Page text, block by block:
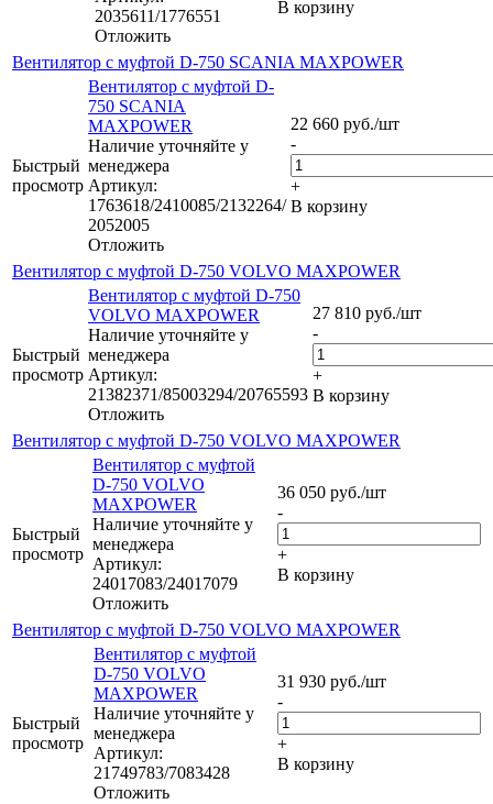
2035611/1776551
Отложить
В корзину
Вентилятор с муфтой D-750 SCANIA MAXPOWER
Быстрый
просмотр
Вентилятор с муфтой D-
750 SCANIA
MAXPOWER
Наличие уточняйте у
менеджера
Артикул:
1763618/2410085/2132264/
2052005
Отложить
22 660 руб./шт
-
+
В корзину
Вентилятор с муфтой D-750 VOLVO MAXPOWER
Быстрый
просмотр
Вентилятор с муфтой D-750
VOLVO MAXPOWER
Наличие уточняйте у
менеджера
Артикул:
21382371/85003294/20765593
Отложить
27 810 руб./шт
-
+
В корзину
Вентилятор с муфтой D-750 VOLVO MAXPOWER
Быстрый
просмотр
Вентилятор с муфтой
D-750 VOLVO
MAXPOWER
Наличие уточняйте у
менеджера
Артикул:
24017083/24017079
Отложить
36 050 руб./шт
-
+
В корзину
Вентилятор с муфтой D-750 VOLVO MAXPOWER
Быстрый
просмотр
Вентилятор с муфтой
D-750 VOLVO
MAXPOWER
Наличие уточняйте у
менеджера
Артикул:
21749783/7083428
Отложить
31 930 руб./шт
-
+
В корзину